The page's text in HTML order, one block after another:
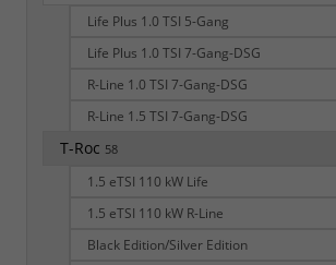
Life Plus 1.0 TSI 5-Gang
Life Plus 1.0 TSI 7-Gang-DSG
R-Line 1.0 TSI 7-Gang-DSG
R-Line 1.5 TSI 7-Gang-DSG
T-Roc 58
1.5 eTSI 110 kW Life
1.5 eTSI 110 kW R-Line
Black Edition/Silver Edition